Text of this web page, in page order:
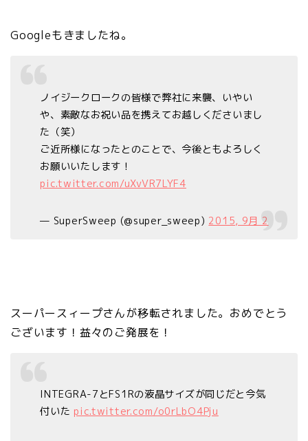
Googleもきましたね。
ノイジークロークの皆様で弊社に来襲、いやい
や、素敵なお祝い品を携えてお越しくださいまし
た（笑）
ご近所様になったとのことで、今後ともよろしく
お願いいたします！
pic.twitter.com/uXvVR7LYF4
— SuperSweep (@super_sweep) 2015, 9月 2
スーパースィープさんが移転されました。おめでとう
ございます！益々のご発展を！
INTEGRA-7とFS1Rの液晶サイズが同じだと今気
付いた pic.twitter.com/o0rLbO4Pju